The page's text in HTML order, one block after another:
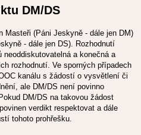
DM/DS
Masteři (Páni Jeskyně - dále jen DM)
- dále jen DS). Rozhodnutí
neoddiskutovatelná a konečná a
rozhodnutí. Ve sporných případech
kanálu s žádostí o vysvětlení či
ale DM/DS není povinno
DM/DS na takovou žádost
verdikt respektovat a dále
tohoto prohřešku.